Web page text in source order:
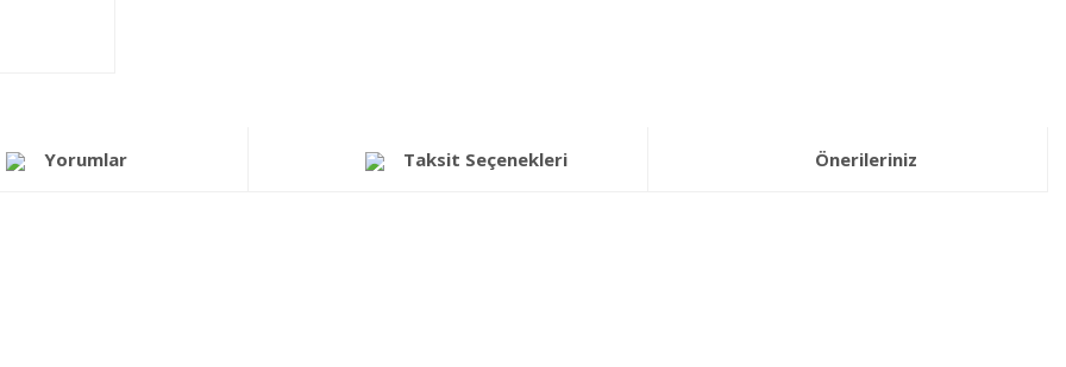
Yorumlar Taksit Seçenekleri Önerileriniz